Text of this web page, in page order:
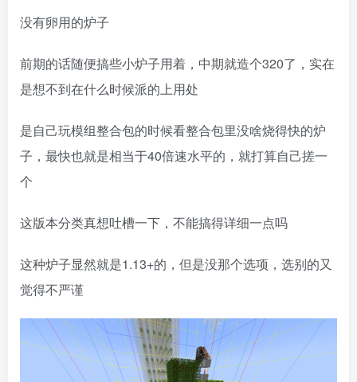
没有卵用的炉子
前期的话随便搞些小炉子用着，中期就造个320了，实在
是想不到在什么时候派的上用处
是自己玩模组整合包的时候看整合包里没啥烧得快的炉
子，最快也就是相当于40倍速水平的，就打算自己搓一
个
这版本分类真想吐槽一下，不能搞得详细一点吗
这种炉子显然就是1.13+的，但是没那个选项，选别的又
觉得不严谨